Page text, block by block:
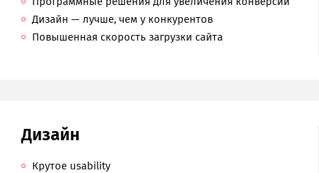
Дизайн — лучше, чем у конкурентов
Повышенная скорость загрузки сайта
Дизайн
Крутое usability